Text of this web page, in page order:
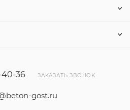
40-36 ЗАКАЗАТЬ ЗВОНОК
gost.ru